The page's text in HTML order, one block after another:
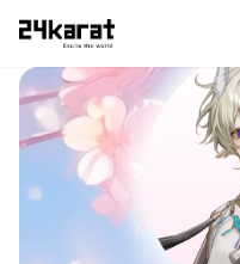
いろはにヲワリ 神域の共犯者